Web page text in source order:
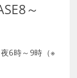
～
6時～9時（※